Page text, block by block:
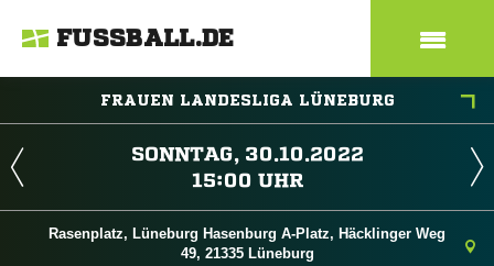
FUSSBALL.DE
FRAUEN LANDESLIGA LÜNEBURG
 
 
Rasenplatz, Lüneburg Hasenburg A-Platz, Häcklinger Weg
49, 21335 Lüneburg